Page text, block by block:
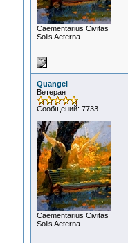
Сaementarius Civitas
Solis Aeterna
Quangel
Ветеран
Сообщений: 7733
Сaementarius Civitas
Solis Aeterna